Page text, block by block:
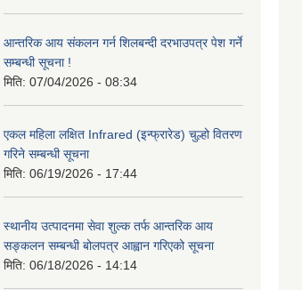
आन्तरिक आय संकलन गर्न शिलबन्दी दरभाउपत्र पेश गर्ने
सम्बन्धी सूचना !
मिति: 07/04/2026 - 08:34
एकल महिला लक्षित Infrared (इन्फ्रारेड) चुल्हो वितरण
गरिने सम्बन्धी सूचना
मिति: 06/19/2026 - 17:44
स्थानीय उत्पादनमा सेवा शुल्क तर्फ आन्तरिक आय
सङ्कलन सम्बन्धी बोलपत्र आह्वान गरिएको सूचना
मिति: 06/18/2026 - 14:14